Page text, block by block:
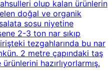
olup kalan ürünlerin
doğal ve organik
sosu niyetine
2-3 ton nar sıkıp
tezgahlarında bu nar
2 metre çapındaki taş
hazırlıyorlarmış.